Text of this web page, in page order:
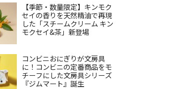
【季節・数量限定】キンモク
セイの香りを天然精油で再現
した「スチームクリーム キン
モクセイ&茶」新登場
コンビニおにぎりが文房具
に！コンビニの定番商品をモ
チーフにした文房具シリーズ
『ジムマート』誕生